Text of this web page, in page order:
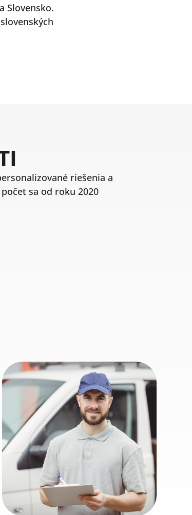
Slovensko.
riešenia a
sa od roku 2020